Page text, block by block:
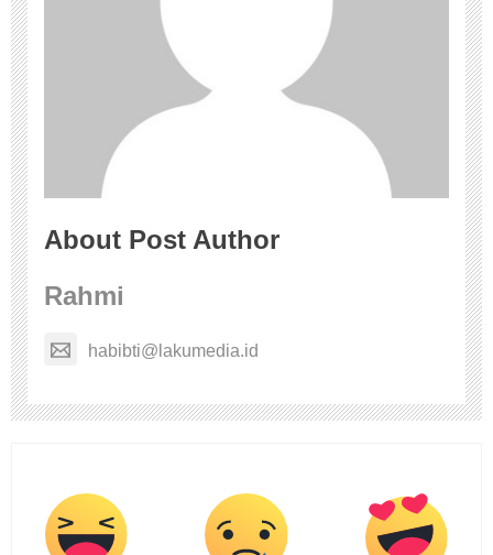
About Post Author
Rahmi
habibti@lakumedia.id